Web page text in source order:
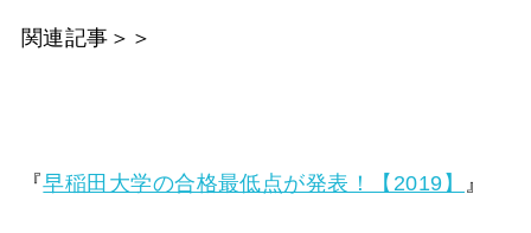
関連記事＞＞
『早稲田大学の合格最低点が発表！【2019】 』